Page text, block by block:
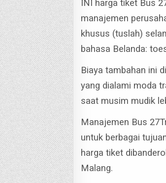
INI harga tiket Bus
manajemen
khusus (tuslah)
bahasa Belanda:
Biaya tambahan ini
yang dialami moda
saat musim mudik
Manajemen Bus
untuk berbagai
harga tiket
Malang.